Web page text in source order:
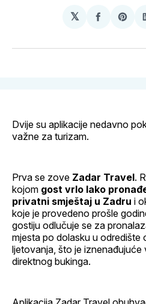
𝕏
podijeli
Dvije su aplikacije nedavno
važne za turizam.
Prva se zove Zadar Travel.
kojom gost vrlo lako
privatni smještaj u Zadru i
koje je provedeno prošle
gostiju odlučuje se za
mjesta po dolasku u odredište
ljetovanja, što je
direktnog bukinga.